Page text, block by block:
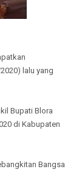
lalu yang
Bupati Blora
di Kabupaten
Bangsa